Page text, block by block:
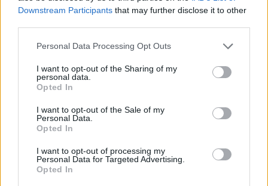
Downstream Participants that may further disclose it to other
Please note that this website/app uses one or more Google
not limited to your visit or usage behaviour. You may click to
grant or deny consent to Google and its third-party tags to
use your data for below specified purposes in below Google
consent section.
Personal Data Processing Opt Outs
I want to opt-out of the Sharing of my
personal data.
Opted In
I want to opt-out of the Sale of my
Personal Data.
Opted In
I want to opt-out of processing my
Personal Data for Targeted Advertising.
Opted In
Budapest, 1987. január 12. A napok óta tartó
rendkívüli havazás igencsak próbára teszi a
útjait 30–50 cm-es hó fedi, többnyire csak a főbb
útvonalak járhatók, a bekötőutakon vastag
hólepel áll, a gépkocsik többsége is a hó
fogságába került. Gépek és emberek teljes erővel
dolgoznak az utak megtisztításán. Fotó: Kleb
Attila, MTI